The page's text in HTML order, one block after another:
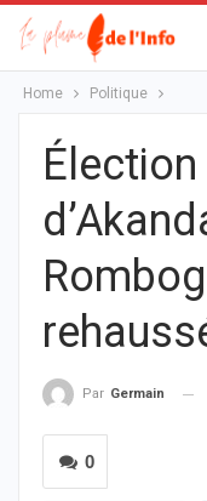
Home Politique
Par Germain
0